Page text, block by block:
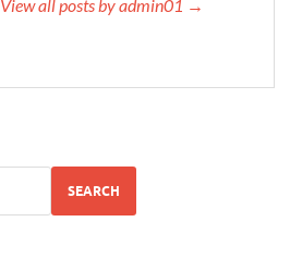
View all posts by admin01 →
SEARCH